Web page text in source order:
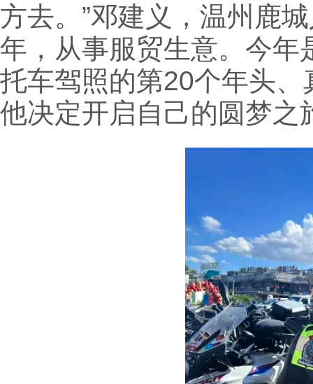
方去。”邓建义，温州鹿
年，从事服贸生意。今年
托车驾照的第20个年头
他决定开启自己的圆梦之